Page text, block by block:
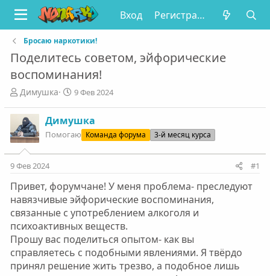
Вход Регистрация
Бросаю наркотики!
Поделитесь советом, эйфорические
воспоминания!
А
т
о
р
т
м
ы
Димушка
Д
а
н
л
а
9 Фев 2024
Димушка
Помогаю Команда форума 3-й месяц курса
9 Фев 2024 #1
Привет, форумчане! У меня проблема- преследуют
навязчивые эйфорические воспоминания,
связанные с употреблением алкоголя и
психоактивных веществ.
Прошу вас поделиться опытом- как вы
справляетесь с подобными явлениями. Я твёрдо
принял решение жить трезво, а подобное лишь